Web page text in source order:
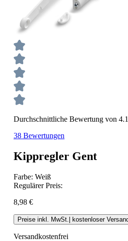
Durchschnittliche Bewertung von
38 Bewertungen
Kippregler Gent
Farbe: Weiß
Regulärer Preis:
8,98 €
Preise inkl. MwSt.| kostenloser
Versandkostenfrei